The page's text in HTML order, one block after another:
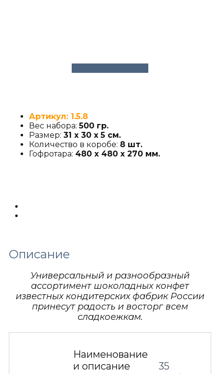
Артикул: 1.5.8
Вес набора:500 гр.
Размер: 31 х 30 х 5 см.
Количество в коробе: 8 шт.
Гофротара: 480 х 480 х 270 мм.
Описание
Универсальный и разнообразный
ассортимент шоколадных конфет
известных кондитерских фабрик России
принесут радость и восторг всем
сладкоежкам.
Наименование
и описание
35